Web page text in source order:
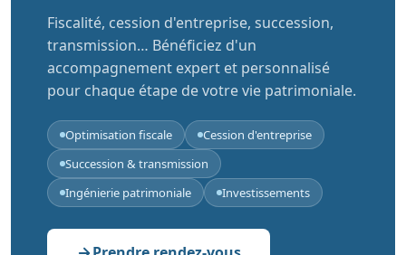
Fiscalité, cession d'entreprise, succession,
transmission… Bénéficiez d'un
accompagnement expert et personnalisé
pour chaque étape de votre vie patrimoniale.
Optimisation fiscale
Cession d'entreprise
Succession & transmission
Ingénierie patrimoniale
Investissements